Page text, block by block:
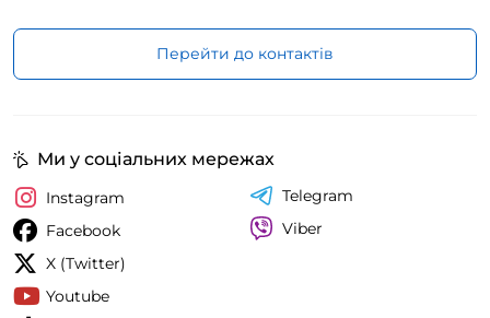
Перейти до контактів
Ми у соціальних мережах
Instagram
Facebook
X (Twitter)
Youtube
Telegram
Viber